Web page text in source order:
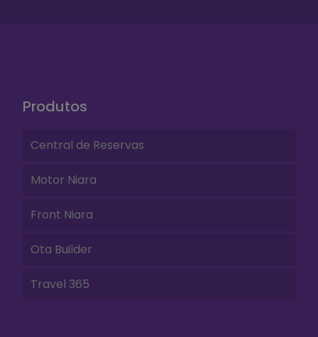
Produtos
Central de Reservas
Motor Niara
Front Niara
Ota Builder
Travel 365